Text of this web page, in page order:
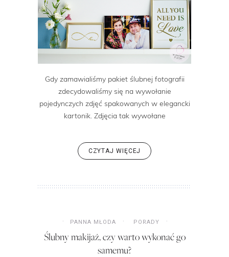
Gdy zamawialiśmy pakiet ślubnej fotografii
zdecydowaliśmy się na wywołanie
pojedynczych zdjęć spakowanych w elegancki
kartonik. Zdjęcia tak wywołane
CZYTAJ WIĘCEJ
PANNA MŁODA PORADY
Ślubny makijaż, czy warto wykonać go
samemu?